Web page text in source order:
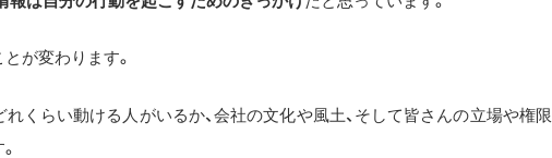
が変わります。
くらい動ける人がいるか、会社の文化や風土、そして皆さんの立場や権限